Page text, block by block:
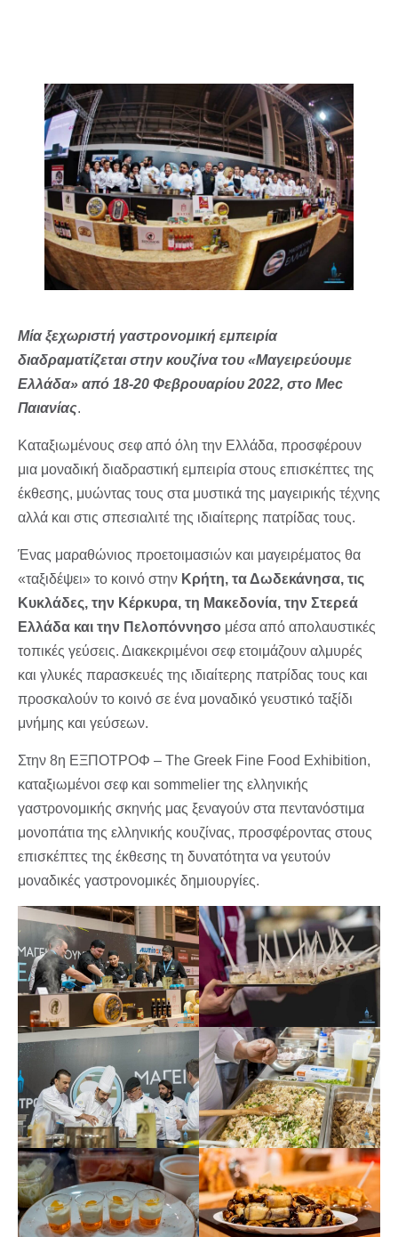
Μία ξεχωριστή γαστρονομική εμπειρία
διαδραματίζεται στην κουζίνα του «Μαγειρεύουμε
Ελλάδα» από 18-20 Φεβρουαρίου 2022, στο Mec
Παιανίας.
Καταξιωμένους σεφ από όλη την Ελλάδα, προσφέρουν
μια μοναδική διαδραστική εμπειρία στους επισκέπτες της
έκθεσης, μυώντας τους στα μυστικά της μαγειρικής τέχνης
αλλά και στις σπεσιαλιτέ της ιδιαίτερης πατρίδας τους.
Ένας μαραθώνιος προετοιμασιών και μαγειρέματος θα
«ταξιδέψει» το κοινό στην Κρήτη, τα Δωδεκάνησα, τις
Κυκλάδες, την Κέρκυρα, τη Μακεδονία, την Στερεά
Ελλάδα και την Πελοπόννησο μέσα από απολαυστικές
τοπικές γεύσεις. Διακεκριμένοι σεφ ετοιμάζουν αλμυρές
και γλυκές παρασκευές της ιδιαίτερης πατρίδας τους και
προσκαλούν το κοινό σε ένα μοναδικό γευστικό ταξίδι
μνήμης και γεύσεων.
Στην 8η ΕΞΠΟΤΡΟΦ – The Greek Fine Food Exhibition,
καταξιωμένοι σεφ και sommelier της ελληνικής
γαστρονομικής σκηνής μας ξεναγούν στα πεντανόστιμα
μονοπάτια της ελληνικής κουζίνας, προσφέροντας στους
επισκέπτες της έκθεσης τη δυνατότητα να γευτούν
μοναδικές γαστρονομικές δημιουργίες.